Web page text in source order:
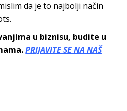
da je to najbolji način
u biznisu, budite u
PRIJAVITE SE NA NAŠ